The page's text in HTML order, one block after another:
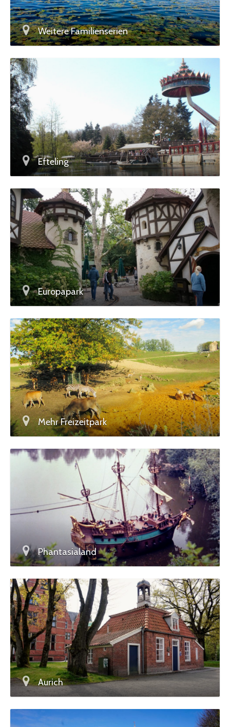
Weitere Familienserien
Efteling
Europapark
Mehr Freizeitpark
Phantasialand
Aurich